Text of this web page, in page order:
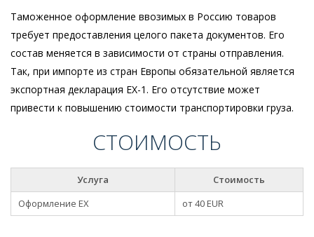
Таможенное оформление ввозимых в Россию товаров
требует предоставления целого пакета документов. Его
состав меняется в зависимости от страны отправления.
Так, при импорте из стран Европы обязательной является
экспортная декларация EX-1. Его отсутствие может
привести к повышению стоимости транспортировки груза.
СТОИМОСТЬ
Услуга
Стоимость
Оформление EX
от 40 EUR